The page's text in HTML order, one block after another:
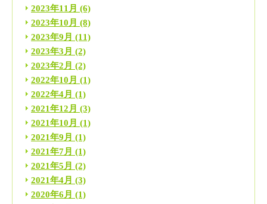
2023年11月 (6)
2023年10月 (8)
2023年9月 (11)
2023年3月 (2)
2023年2月 (2)
2022年10月 (1)
2022年4月 (1)
2021年12月 (3)
2021年10月 (1)
2021年9月 (1)
2021年7月 (1)
2021年5月 (2)
2021年4月 (3)
2020年6月 (1)